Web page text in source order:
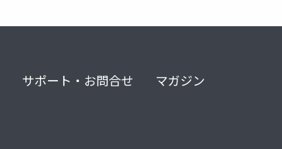
サポート・お問合せ マガジン